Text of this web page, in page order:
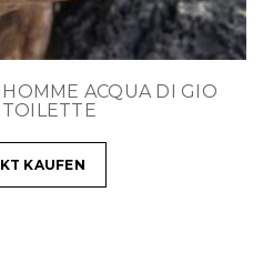
ACQUA DI GIO
KAUFEN